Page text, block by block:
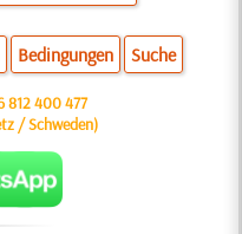
Bedingungen Suche
812 400 477
/ Schweden)